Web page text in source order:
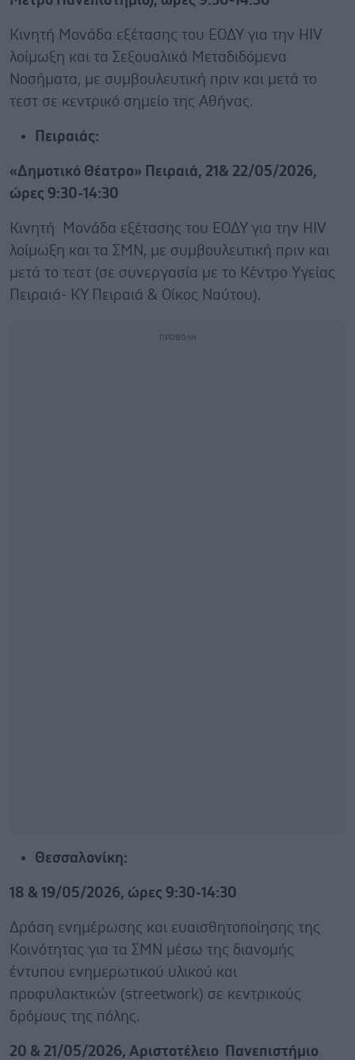
Κινητή Μονάδα εξέτασης του ΕΟΔΥ για την HIV
λοίμωξη και τα Σεξουαλικά Μεταδιδόμενα
Νοσήματα, με συμβουλευτική πριν και μετά το
τεστ σε κεντρικό σημείο της Αθήνας.
Πειραιάς:
«Δημοτικό Θέατρο» Πειραιά, 21& 22/05/2026,
ώρες 9:30-14:30
Κινητή Μονάδα εξέτασης του ΕΟΔΥ για την HIV
λοίμωξη και τα ΣΜΝ, με συμβουλευτική πριν και
μετά το τεστ (σε συνεργασία με το Κέντρο Υγείας
Πειραιά- ΚΥ Πειραιά & Οίκος Ναύτου).
Θεσσαλονίκη:
18 & 19/05/2026, ώρες 9:30-14:30
Δράση ενημέρωσης και ευαισθητοποίησης της
Κοινότητας για τα ΣΜΝ μέσω της διανομής
έντυπου ενημερωτικού υλικού και
προφυλακτικών (streetwork) σε κεντρικούς
δρόμους της πόλης.
20 & 21/05/2026, Αριστοτέλειο Πανεπιστήμιο